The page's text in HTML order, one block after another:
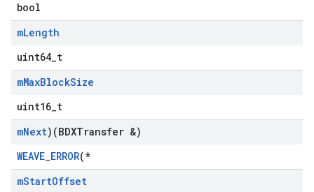
bool
mLength
uint64_t
mMaxBlockSize
uint16_t
mNext)(BDXTransfer &)
WEAVE_ERROR(*
mStartOffset